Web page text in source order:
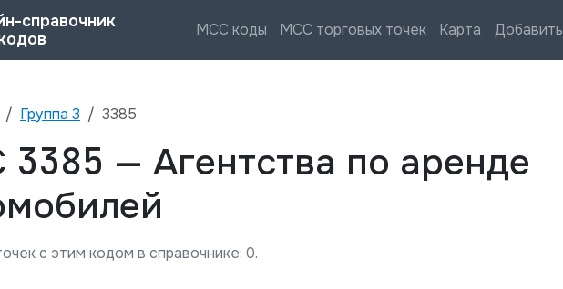
справочник
MCC коды MCC торговых точек Карта Добавить
Группа 3 3385
3385 — Агентства по аренде
с этим кодом в справочнике: 0.